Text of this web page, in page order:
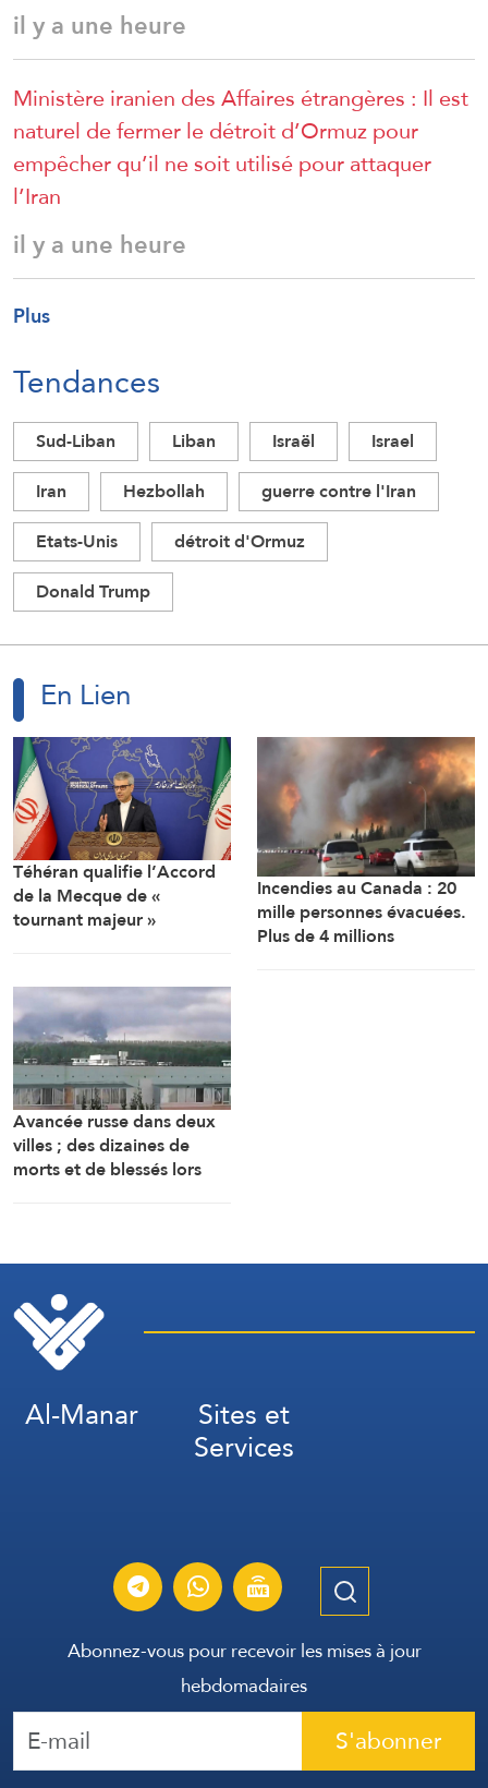
il y a une heure
Ministère iranien des Affaires étrangères : Il est
naturel de fermer le détroit d’Ormuz pour
empêcher qu’il ne soit utilisé pour attaquer
l’Iran
il y a une heure
Plus
Tendances
Sud-Liban Liban Israël
Israel
Iran
Hezbollah
guerre contre l'Iran
Etats-Unis
détroit d'Ormuz
Donald Trump
En Lien
Téhéran qualifie l’Accord
de la Mecque de «
tournant majeur »
Incendies au Canada : 20
mille personnes évacuées.
Plus de 4 millions
Avancée russe dans deux
villes ; des dizaines de
morts et de blessés lors
Al-Manar Sites et
Services
Abonnez-vous pour recevoir les mises à jour
hebdomadaires
S'abonner